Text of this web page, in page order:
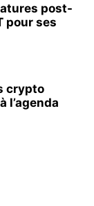
post-
pour ses
crypto
l’agenda